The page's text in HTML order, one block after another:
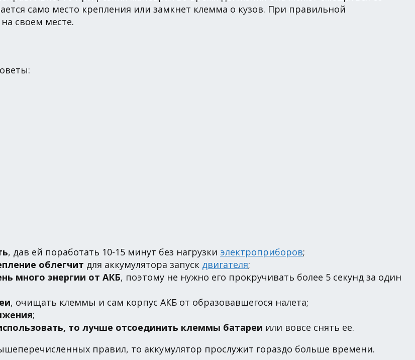
само место крепления или замкнет клемма о кузов. При правильной
своем месте.
, дав ей поработать 10-15 минут без нагрузки электроприборов;
облегчит для аккумулятора запуск двигателя;
много энергии от АКБ, поэтому не нужно его прокручивать более 5 секунд за один
, очищать клеммы и сам корпус АКБ от образовавшегося налета;
;
то лучше отсоединить клеммы батареи или вовсе снять ее.
правил, то аккумулятор прослужит гораздо больше времени.